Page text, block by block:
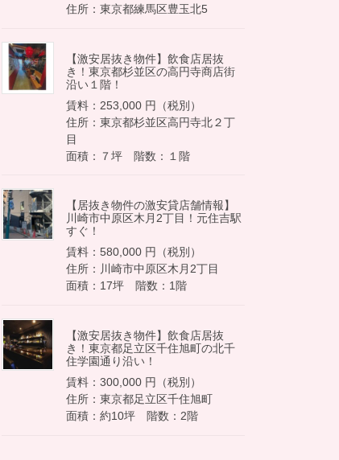
住所：東京都練馬区豊玉北5
【激安居抜き物件】飲食店居抜
き！東京都杉並区の高円寺商店街
沿い１階！
賃料：253,000 円（税別）
住所：東京都杉並区高円寺北２丁
目
面積：７坪 階数：１階
【居抜き物件の激安貸店舗情報】
川崎市中原区木月2丁目！元住吉駅
すぐ！
賃料：580,000 円（税別）
住所：川崎市中原区木月2丁目
面積：17坪 階数：1階
【激安居抜き物件】飲食店居抜
き！東京都足立区千住旭町の北千
住学園通り沿い！
賃料：300,000 円（税別）
住所：東京都足立区千住旭町
面積：約10坪 階数：2階